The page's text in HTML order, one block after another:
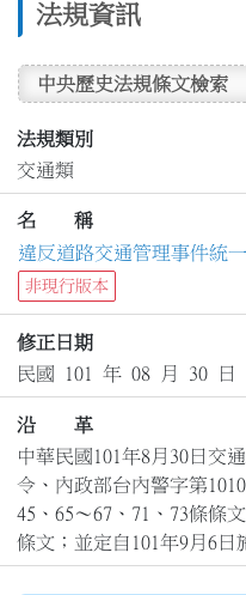
法規資訊
中央歷史法規條文檢索
法規類別
交通類
名 稱
違反道路交通管理事件統
非現行版本
修正日期
民國 101 年 08 月 30 日
沿 革
中華民國101年8月30日交
令、內政部台內警字第
45、65～67、71、73條條
條文；並定自101年9月6日